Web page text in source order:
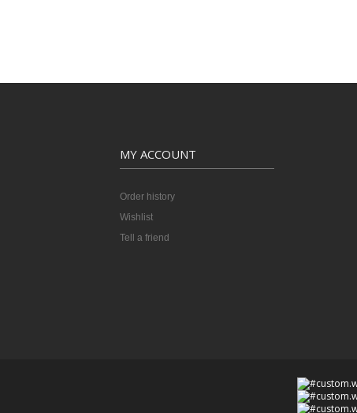
MY ACCOUNT
Order history
Wishlist
Tell a friend